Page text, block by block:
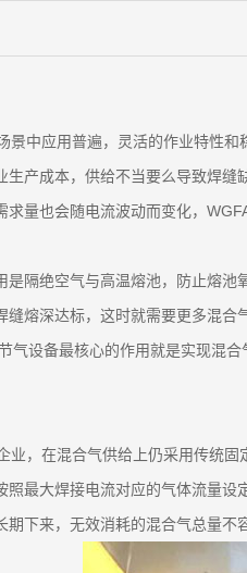
景中应用普遍，灵活的作业特性
生产成本，供给不当要么导致焊
求量也会随电流波动而变化，
是隔绝空气与高温熔池，防止熔
缝熔深达标，这时就需要更多混
气设备最核心的作用就是实现混
业，在混合气供给上仍采用传统
照最大焊接电流对应的气体流量
期下来，无效消耗的混合气总量